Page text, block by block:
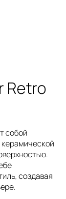
Retro
собой
создавая